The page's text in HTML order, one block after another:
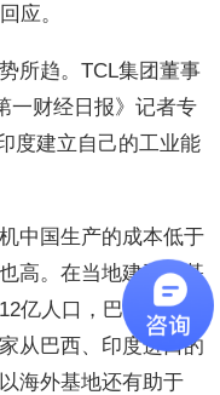
应。
所趋。TCL集团董事
一财经日报》记者专
度建立自己的工业能
中国生产的成本低于
高。在当地建工业基
亿人口，巴西有3亿
从巴西、印度进口的
海外基地还有助于